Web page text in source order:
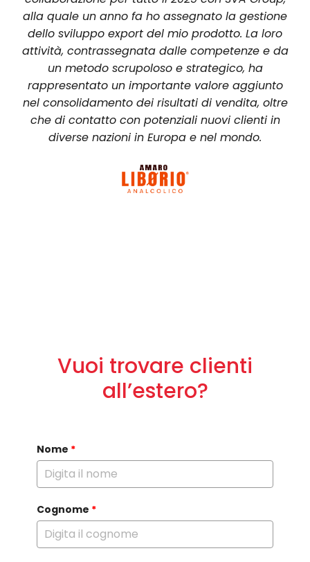
alla quale un anno fa ho assegnato la gestione
dello sviluppo export del mio prodotto. La loro
attività, contrassegnata dalle competenze e da
un metodo scrupoloso e strategico, ha
rappresentato un importante valore aggiunto
nel consolidamento dei risultati di vendita, oltre
che di contatto con potenziali nuovi clienti in
diverse nazioni in Europa e nel mondo.
Vuoi trovare clienti
all’estero?
Nome *
Cognome *